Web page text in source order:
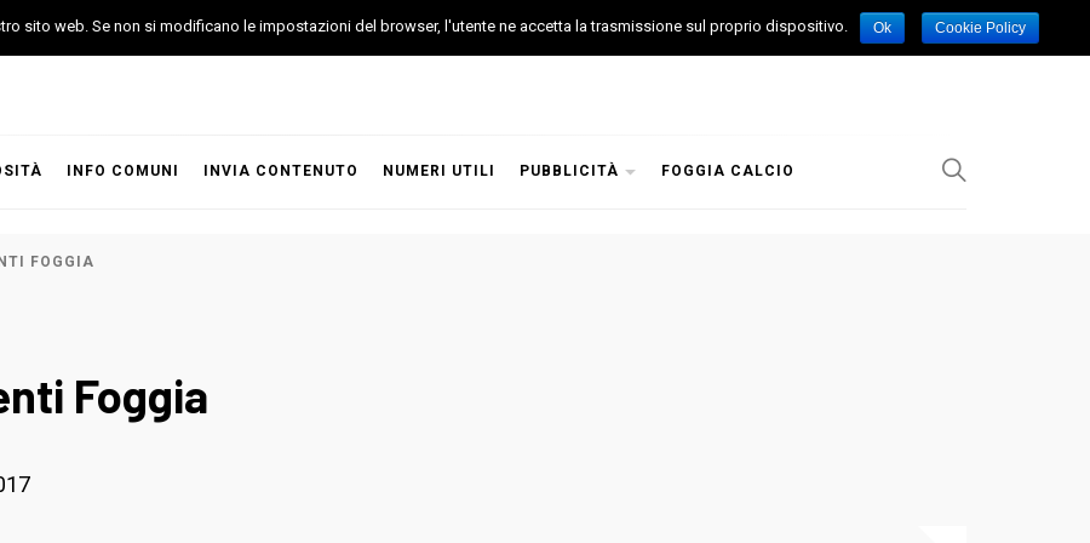
INFO COMUNI INVIA CONTENUTO NUMERI UTILI PUBBLICITÀ FOGGIA CALCIO
FOGGIA
Foggia
sito web. Se non si modificano le impostazioni del browser, l'utente ne accetta la trasmissione sul proprio dispositivo. Ok Cookie Policy